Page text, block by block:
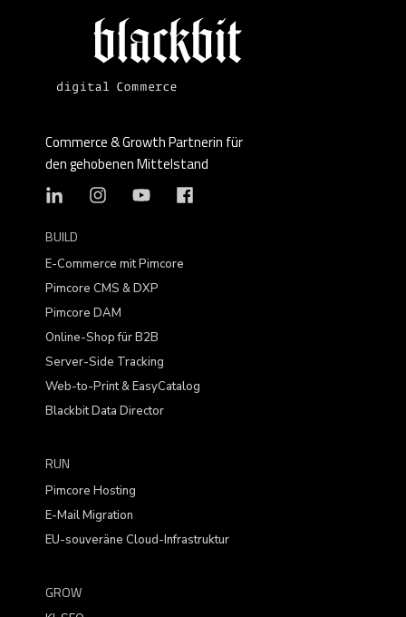
Commerce & Growth Partnerin für
den gehobenen Mittelstand
BUILD
E-Commerce mit Pimcore
Pimcore CMS & DXP
Pimcore DAM
Online-Shop für B2B
Server-Side Tracking
Web-to-Print & EasyCatalog
Blackbit Data Director
RUN
Pimcore Hosting
E-Mail Migration
EU-souveräne Cloud-Infrastruktur
GROW